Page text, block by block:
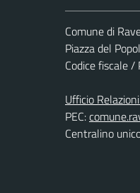
Comune di
Piazza del
Codice fiscale
Ufficio
PEC:
Centralino